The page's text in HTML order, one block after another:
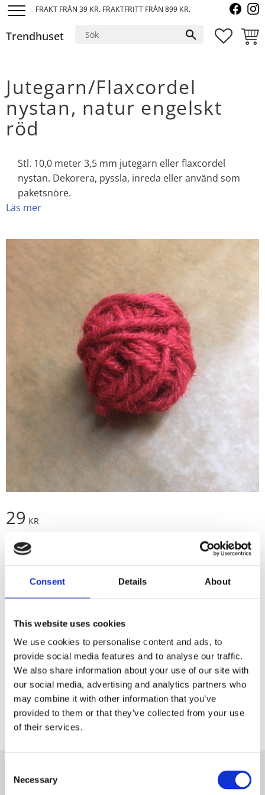
Consent Details About
This website uses cookies
We use cookies to personalise content and ads, to
provide social media features and to analyse our traffic.
We also share information about your use of our site with
our social media, advertising and analytics partners who
may combine it with other information that you’ve
provided to them or that they’ve collected from your use
of their services.
Selection
Necessary
FRAKT FRÅN 39 KR. FRAKTFRITT FRÅN 899 KR.
Trendhuset
Jutegarn/Flaxcordel
nystan, natur engelskt
röd
Stl. 10,0 meter 3,5 mm jutegarn eller flaxcordel
nystan. Dekorera, pyssla, inreda eller använd som
paketsnöre.
Läs mer
29 KR
Antal
Lagerstatus
Dela med dig
Facebook